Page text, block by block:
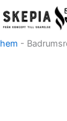
to
hem -